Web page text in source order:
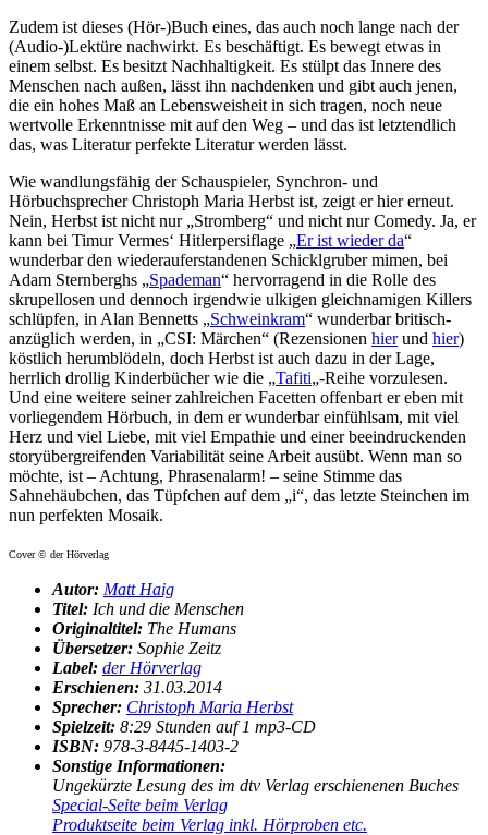
Zudem ist dieses (Hör-)Buch eines, das auch noch lange nach der
(Audio-)Lektüre nachwirkt. Es beschäftigt. Es bewegt etwas in
einem selbst. Es besitzt Nachhaltigkeit. Es stülpt das Innere des
Menschen nach außen, lässt ihn nachdenken und gibt auch jenen,
die ein hohes Maß an Lebensweisheit in sich tragen, noch neue
wertvolle Erkenntnisse mit auf den Weg – und das ist letztendlich
das, was Literatur perfekte Literatur werden lässt.
Wie wandlungsfähig der Schauspieler, Synchron- und
Hörbuchsprecher Christoph Maria Herbst ist, zeigt er hier erneut.
Nein, Herbst ist nicht nur „Stromberg“ und nicht nur Comedy. Ja, er
kann bei Timur Vermes‘ Hitlerpersiflage „Er ist wieder da“
wunderbar den wiederauferstandenen Schicklgruber mimen, bei
Adam Sternberghs „Spademan“ hervorragend in die Rolle des
skrupellosen und dennoch irgendwie ulkigen gleichnamigen Killers
schlüpfen, in Alan Bennetts „Schweinkram“ wunderbar britisch-
anzüglich werden, in „CSI: Märchen“ (Rezensionen hierund hier)
köstlich herumblödeln, doch Herbst ist auch dazu in der Lage,
herrlich drollig Kinderbücher wie die „Tafiti„-Reihe vorzulesen.
Und eine weitere seiner zahlreichen Facetten offenbart er eben mit
vorliegendem Hörbuch, in dem er wunderbar einfühlsam, mit viel
Herz und viel Liebe, mit viel Empathie und einer beeindruckenden
storyübergreifenden Variabilität seine Arbeit ausübt. Wenn man so
möchte, ist – Achtung, Phrasenalarm! – seine Stimme das
Sahnehäubchen, das Tüpfchen auf dem „i“, das letzte Steinchen im
nun perfekten Mosaik.
Cover © der Hörverlag
Autor: Matt Haig
Titel: Ich und die Menschen
Originaltitel: The Humans
Übersetzer: Sophie Zeitz
Label: der Hörverlag
Erschienen: 31.03.2014
Sprecher: Christoph Maria Herbst
Spielzeit: 8:29 Stunden auf 1 mp3-CD
ISBN: 978-3-8445-1403-2
Sonstige Informationen:
Ungekürzte Lesung des im dtv Verlag erschienenen Buches
Special-Seite beim Verlag
Produktseite beim Verlag inkl. Hörproben etc.